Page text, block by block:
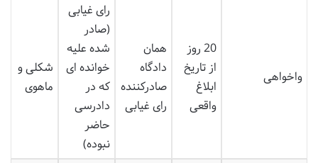
واخواهی
20 روز
از تاریخ
ابلاغ
واقعی
همان
دادگاه
صادرکننده
رای غیابی
رای غیابی
(صادر
شده علیه
خوانده ای
که در
دادرسی
حاضر
نبوده)
شکلی و
ماهوی